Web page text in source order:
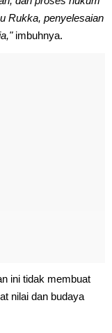
Rukka, penyelesaian
imbuhnya.
ini tidak membuat
nilai dan budaya